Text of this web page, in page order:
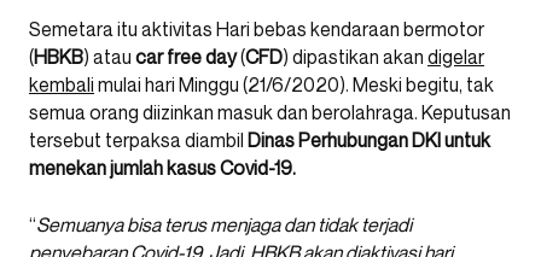
Semetara itu aktivitas Hari bebas kendaraan bermotor
(HBKB) atau car free day(CFD) dipastikan akan digelar
kembali mulai hari Minggu (21/6/2020). Meski begitu, tak
semua orang diizinkan masuk dan berolahraga. Keputusan
tersebut terpaksa diambil Dinas Perhubungan DKI untuk
menekan jumlah kasus Covid-19.
“Semuanya bisa terus menjaga dan tidak terjadi